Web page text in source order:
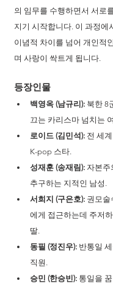
의 임무를 수행하면서 서로
지기 시작합니다. 이 과정에
이념적 차이를 넘어 개인적
며 사랑이 싹트게 됩니다.
등장인물
백영옥 (남규리): 북한 8
끄는 카리스마 넘치는
로이드 (김민석): 전 세
K-pop 스타.
성재훈 (송재림): 자본주
추구하는 지적인 남성.
서희지 (구은호): 권모술
에게 접근하는데 주저
딸.
동필 (정진우): 반통일
직원.
승민 (한승빈): 통일을